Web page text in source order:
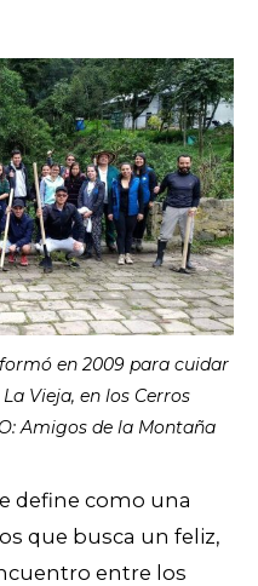
en 2009 para cuidar
Vieja, en los Cerros
Amigos de la Montaña
define como una
que busca un feliz,
entre los